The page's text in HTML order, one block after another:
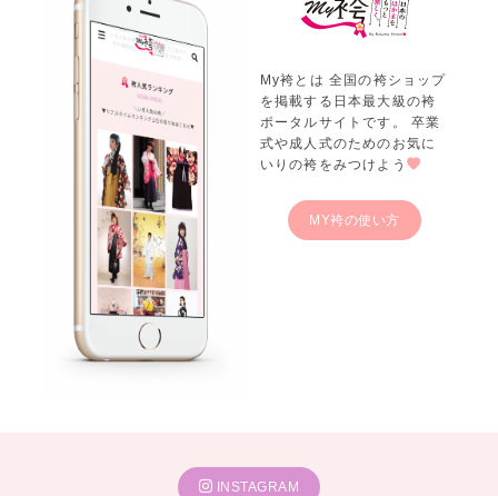
千鳥格子の二尺袖と袴、全身を同じ柄で揃えた個性派スタイル。
リボン付き衿や、足元のブーツで
さらにおしゃれな印象に。
キモノハーツでは試着だけのご来店も大歓迎です。
気になる袴を見つけたらお気軽にご予約ください！
成人式振袖レンタル・購入は下記店舗にて♪
My袴とは 全国の袴ショップ
を掲載する日本最大級の袴
ポータルサイトです。 卒業
式や成人式のためのお気に
いりの袴をみつけよう
MY袴の使い方
INSTAGRAM